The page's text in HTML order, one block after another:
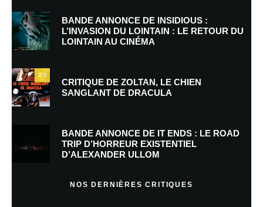
E-mail* Site web
Enregistrer mon nom, mon e-mail et mon site dans le navigateur pour
mon prochain commentaire.
Prévenez-moi de tous les nouveaux commentaires par e-mail.
BANDE ANNONCE DE INSIDIOUS :
L’INVASION DU LOINTAIN : LE RETOUR DU
LOINTAIN AU CINÉMA
7.5
CRITIQUE DE ZOLTAN, LE CHIEN
SANGLANT DE DRACULA
BANDE ANNONCE DE IT ENDS : LE ROAD
TRIP D’HORREUR EXISTENTIEL
D’ALEXANDER ULLOM
NOS DERNIÈRES CRITIQUES